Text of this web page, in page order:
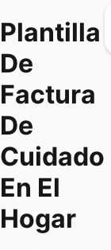
Plantilla
De
Factura
De
Cuidado
En El
Hogar